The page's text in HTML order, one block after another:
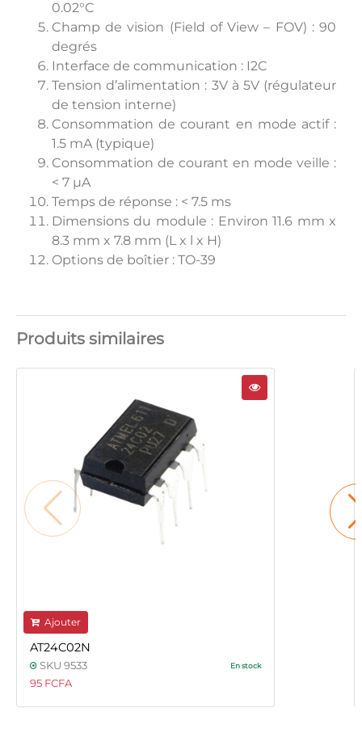
0.02°C
Champ de vision (Field of View – FOV) : 90
degrés
Interface de communication : I2C
Tension d’alimentation : 3V à 5V (régulateur
de tension interne)
Consommation de courant en mode actif :
1.5 mA (typique)
Consommation de courant en mode veille :
< 7 µA
Temps de réponse : < 7.5 ms
Dimensions du module : Environ 11.6 mm x
8.3 mm x 7.8 mm (L x l x H)
Options de boîtier : TO-39
Produits similaires
Ajouter
AT24C02N
SKU 9533 En stock
95 FCFA